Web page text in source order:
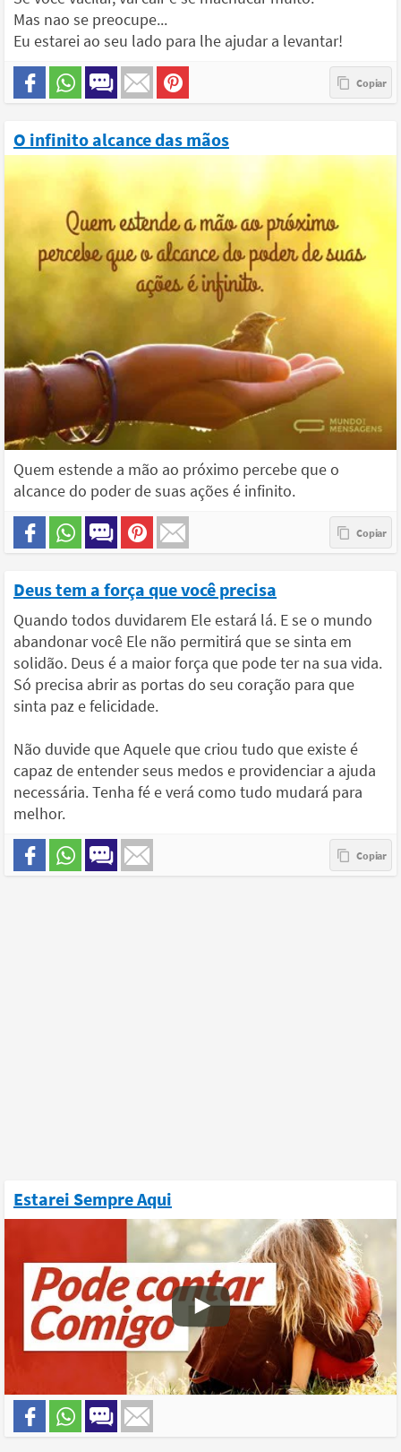
Mas nao se preocupe...
Eu estarei ao seu lado para lhe ajudar a levantar!
O infinito alcance das mãos
Quem estende a mão ao próximo percebe que o
alcance do poder de suas ações é infinito.
Deus tem a força que você precisa
Quando todos duvidarem Ele estará lá. E se o mundo
abandonar você Ele não permitirá que se sinta em
solidão. Deus é a maior força que pode ter na sua vida.
Só precisa abrir as portas do seu coração para que
sinta paz e felicidade.
Não duvide que Aquele que criou tudo que existe é
capaz de entender seus medos e providenciar a ajuda
necessária. Tenha fé e verá como tudo mudará para
melhor.
Estarei Sempre Aqui